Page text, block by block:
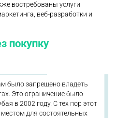
востребованы услуги
веб-разработки и
покупку
было запрещено владеть
Это ограничение было
в 2002 году. С тех пор этот
для состоятельных